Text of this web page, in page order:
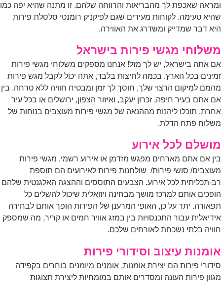
שאכפת לך מהבריאות והרווחה שלהם. זו מתנה שהיא יפה כמו
טעימה. לקוחות מעידים שגם לפיקניק רומנטי סלסלת פירות
דבר שמדייק ומשדרג את האווירה.
מגשי פירות בישראל
אתה בישראל, יש לך מזל! אנחנו מספקים משלוחי מגשי פירות
בכל הארץ. בכמה לחיצות בלבד, אתה יכול לקבל מגש פירות
למיקום הרצוי שלך, חוסך לך זמן ומבטיח חוויה ללא טרחה. בין
אתם בעיר חיפה, זכרון יעקב, ואיזור הצפון, ירושלים או בכל עיר
תוכלו ליהנות מההנאה של מגשי פירות מעוצבים בנוחות של
פתח הדלת.
לכל אירוע
אם אתם מארחים מפגש מזדמן או אירוע רשמי, מגשי פירות
סושי פירות/ שולחנות פירות לאירועים הם תוספת
תכליתית לכל אירוע. הצבעים התוססים וההצגה האלגנטית שלהם
אותם למרכז מושך מבחינה ויזואלית שיכול להשלים כל
יתר על כן, האופי המרענן של הפירות הופך אותם לבחירה
עבור התכנסויות בין במזג אוויר חמים או קריר, מה שמספק
בלתי נשכחת לאורחים שלכם.
עיצוב וסידורי פירות
פירות הם יצירת אומנות. אומנים מיומנים בוחרים בקפידה
פירות העונה ומסדרים אותם במומחיות ליצירת תצוגות